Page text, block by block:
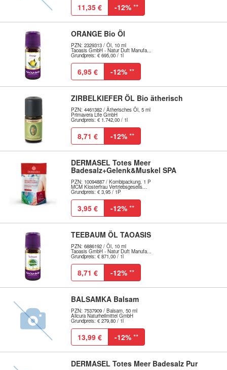
11,35 € -12% **
ORANGE Bio Öl
PZN: 2329313 / Öl, 10 ml
Taoasis GmbH - Natur Duft Manufa...
Grundpreis: € 695,00 / 1l
6,95 € -12% **
ZIRBELKIEFER ÖL Bio ätherisch
PZN: 4461382 / Ätherisches Öl, 5 ml
Primavera Life GmbH
Grundpreis: € 1.742,00 / 1l
8,71 € -12% **
DERMASEL Totes Meer
Badesalz+Gelenk&Muskel SPA
PZN: 10094887 / Kombipackung, 1 P
MCM Klosterfrau Vertriebsgesells...
Grundpreis: € 3,95 / 1P
3,95 € -12% **
TEEBAUM ÖL TAOASIS
PZN: 6886192 / Öl, 10 ml
Taoasis GmbH - Natur Duft Manufa...
Grundpreis: € 871,00 / 1l
8,71 € -12% **
BALSAMKA Balsam
PZN: 7537909 / Balsam, 50 ml
Allcura Naturheilmittel GmbH
Grundpreis: € 279,80 / 1l
13,99 € -12% **
DERMASEL Totes Meer Badesalz Pur